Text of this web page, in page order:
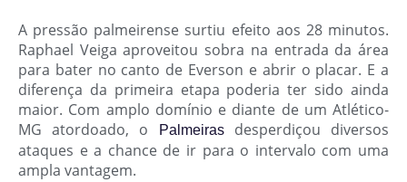
A pressão palmeirense surtiu efeito aos 28 minutos.
Raphael Veiga aproveitou sobra na entrada da área
para bater no canto de Everson e abrir o placar. E a
diferença da primeira etapa poderia ter sido ainda
maior. Com amplo domínio e diante de um Atlético-
MG atordoado, o
Palmeirasdesperdiçou diversos
ataques e a chance de ir para o intervalo com uma
ampla vantagem.